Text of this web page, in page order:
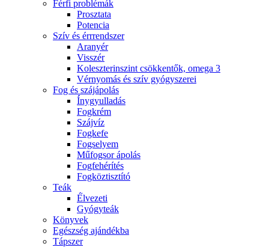
Férfi problémák
Prosztata
Potencia
Szív és érrrendszer
Aranyér
Visszér
Koleszterinszint csökkentők, omega 3
Vérnyomás és szív gyógyszerei
Fog és szájápolás
Í́nygyulladás
Fogkrém
Szájvíz
Fogkefe
Fogselyem
Műfogsor ápolás
Fogfehérítés
Fogköztisztító
Teák
É́lvezeti
Gyógyteák
Könyvek
Egészség ajándékba
Tápszer